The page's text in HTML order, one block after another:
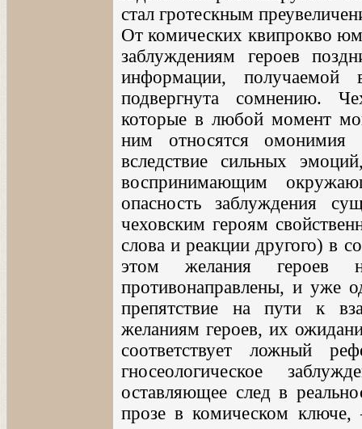
стал гротескным
От комических квипрокво
заблуждениям героев
информации,
подвергнута сомнению.
которые в любой момент
ним относятся омонимия
вследствие сильных
воспринимающим
опасность заблуждения
чеховским героям
слова и реакции другого) в
этом желания героев
противонаправлены, и уже
препятствие на пути к
желаниям героев, их
соответствует ложный
гносеологическое
оставляющее след в
прозе в комическом ключе,